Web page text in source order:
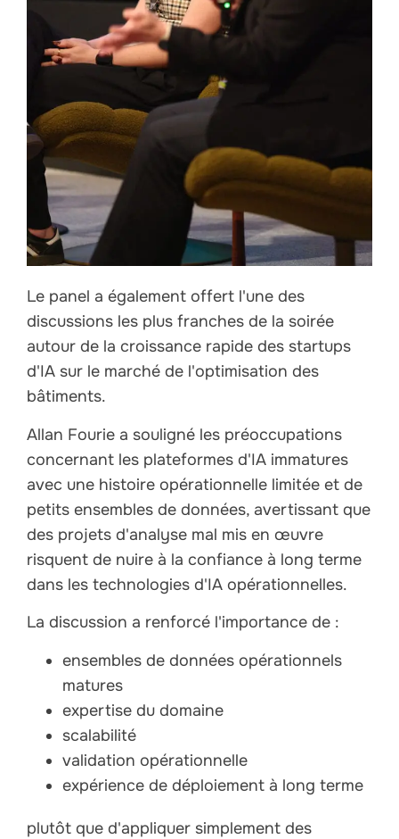
Le panel a également offert l'une des
discussions les plus franches de la soirée
autour de la croissance rapide des startups
d'IA sur le marché de l'optimisation des
bâtiments.
Allan Fourie a souligné les préoccupations
concernant les plateformes d'IA immatures
avec une histoire opérationnelle limitée et de
petits ensembles de données, avertissant que
des projets d'analyse mal mis en œuvre
risquent de nuire à la confiance à long terme
dans les technologies d'IA opérationnelles.
La discussion a renforcé l'importance de :
ensembles de données opérationnels
matures
expertise du domaine
scalabilité
validation opérationnelle
expérience de déploiement à long terme
plutôt que d'appliquer simplement des